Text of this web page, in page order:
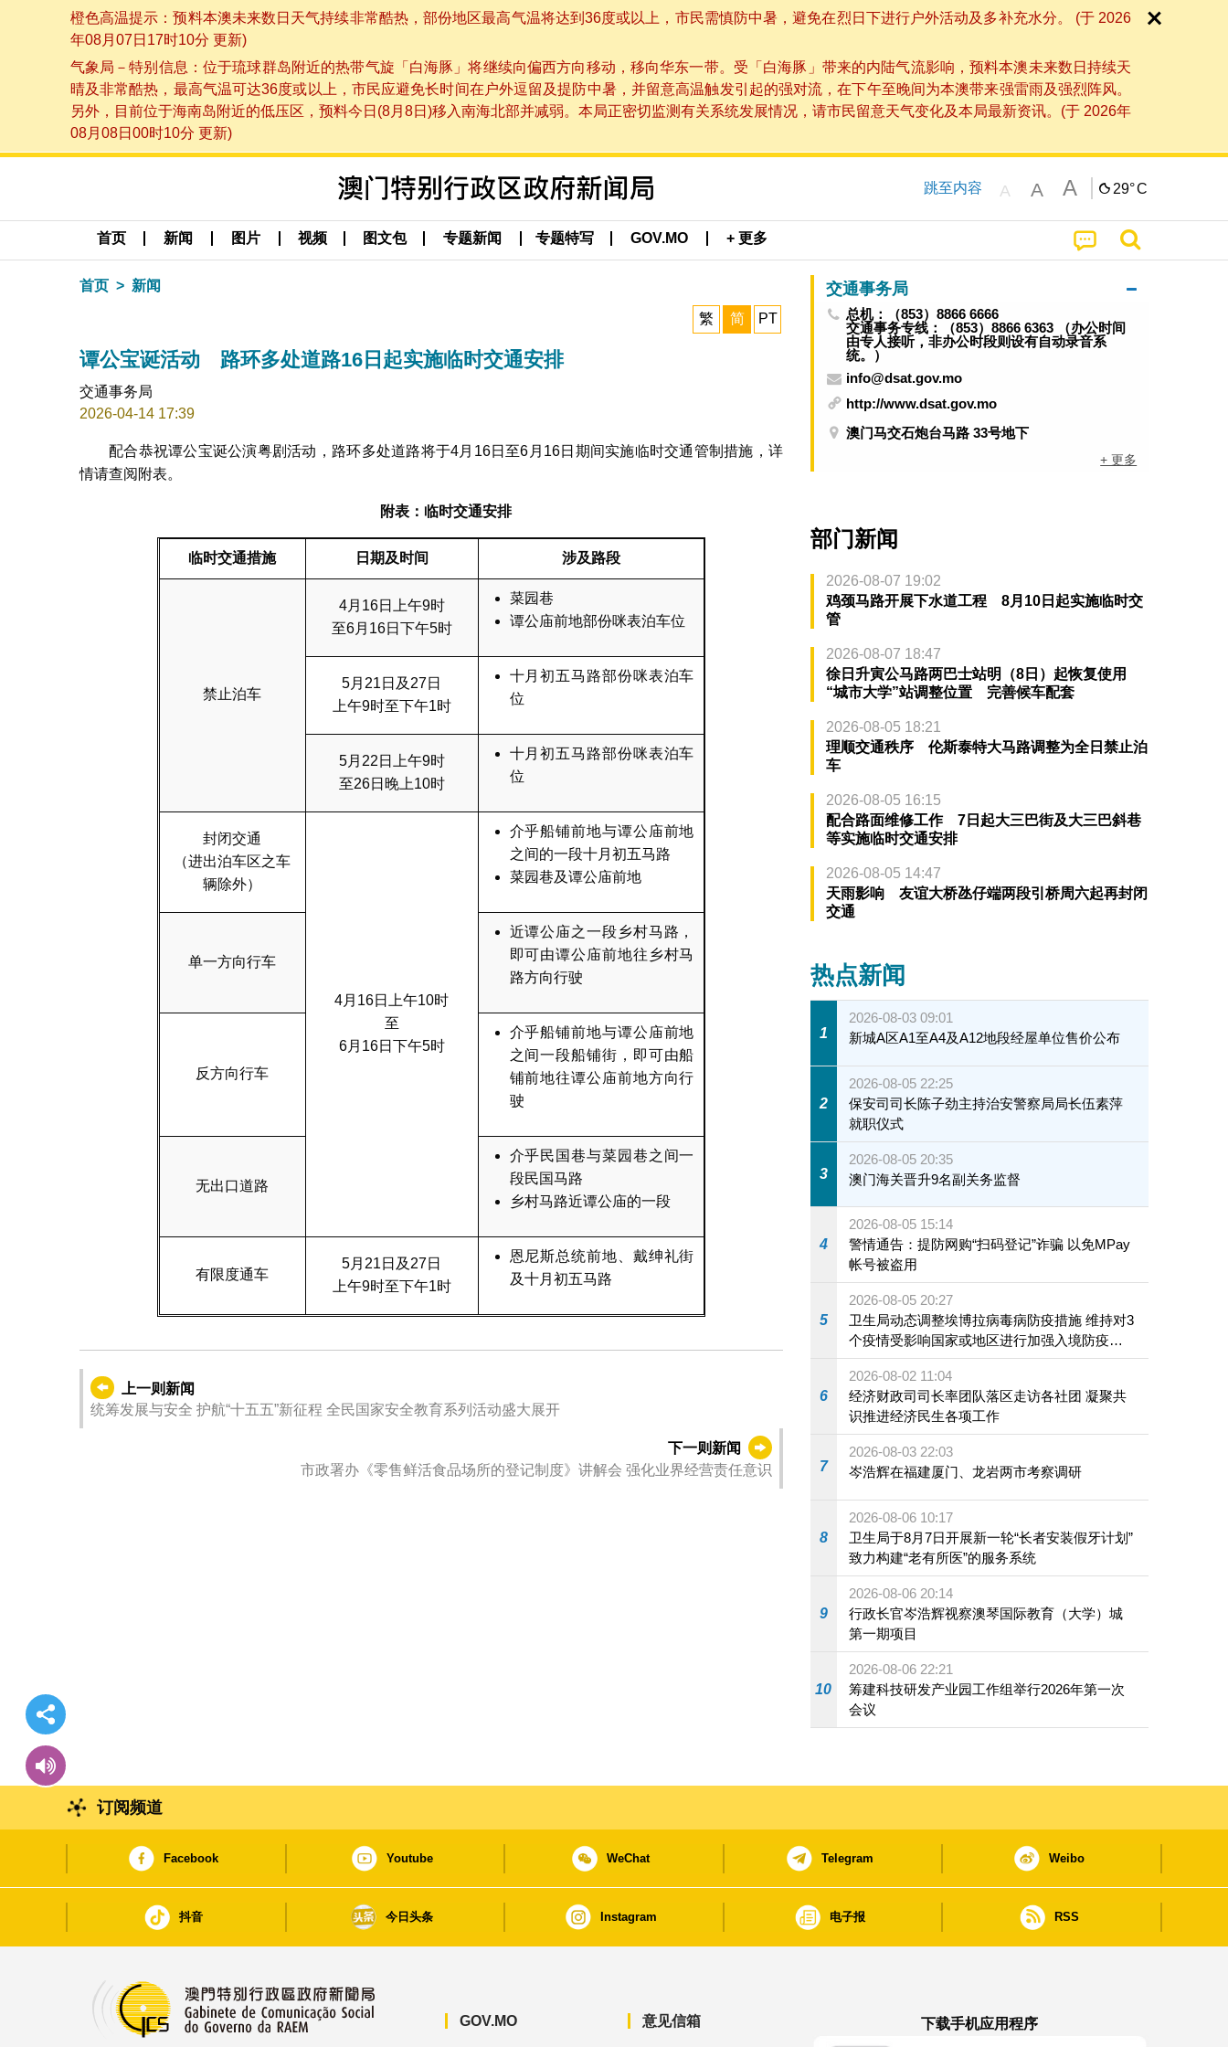
橙色高温提示：预料本澳未来数日天气持续非常酷热，部份地区最高气温将达到36度或以上，市民需慎防中暑，避免在烈日下进行户外活动及多补充水分。 (于 2026
年08月07日17时10分 更新)
气象局－特别信息：位于琉球群岛附近的热带气旋「白海豚」将继续向偏西方向移动，移向华东一带。受「白海豚」带来的内陆气流影响，预料本澳未来数日持续天
晴及非常酷热，最高气温可达36度或以上，市民应避免长时间在户外逗留及提防中暑，并留意高温触发引起的强对流，在下午至晚间为本澳带来强雷雨及强烈阵风。
另外，目前位于海南岛附近的低压区，预料今日(8月8日)移入南海北部并减弱。本局正密切监测有关系统发展情况，请市民留意天气变化及本局最新资讯。(于 2026年
08月08日00时10分 更新)
跳至内容 A A A 29°C
首页 新闻 图片 视频 图文包 专题新闻 专题特写 GOV.MO + 更多
首页 新闻
繁 简 PT
谭公宝诞活动 路环多处道路16日起实施临时交通安排
交通事务局
2026-04-14 17:39
配合恭祝谭公宝诞公演粤剧活动，路环多处道路将于4月16日至6月16日期间实施临时交通管制措施，详
情请查阅附表。
附表 ： 临时交通安排
临时交通措施 日期及时间 涉及路段
禁止泊车
4月16日上午9时
至6月16日下午5时
菜园巷
谭公庙前地部份咪表泊车位
5月21日及27日
上午9时至下午1时
十月初五马路部份咪表泊车
位
5月22日上午9时
至26日晚上10时
十月初五马路部份咪表泊车
位
封闭交通
（进出泊车区之车
辆除外）
4月16日上午10时
至
6月16日下午5时
介乎船铺前地与谭公庙前地
之间的一段十月初五马路
菜园巷及谭公庙前地
单一方向行车
近谭公庙之一段乡村马路，
即可由谭公庙前地往乡村马
路方向行驶
反方向行车
介乎船铺前地与谭公庙前地
之间一段船铺街，即可由船
铺前地往谭公庙前地方向行
驶
无出口道路
介乎民国巷与菜园巷之间一
段民国马路
乡村马路近谭公庙的一段
有限度通车
5月21日及27日
上午9时至下午1时
恩尼斯总统前地、戴绅礼街
及十月初五马路
上一则新闻
统筹发展与安全 护航“十五五”新征程 全民国家安全教育系列活动盛大展开
下一则新闻
市政署办《零售鲜活食品场所的登记制度》讲解会 强化业界经营责任意识
交通事务局
总机：（853）8866 6666
交通事务专线：（853）8866 6363 （办公时间
由专人接听，非办公时段则设有自动录音系
统。）
info@dsat.gov.mo
http://www.dsat.gov.mo
澳门马交石炮台马路 33号地下
+ 更多
部门新闻
2026-08-07 19:02
鸡颈马路开展下水道工程 8月10日起实施临时交
管
2026-08-07 18:47
徐日升寅公马路两巴士站明（8日）起恢复使用
“城市大学”站调整位置 完善候车配套
2026-08-05 18:21
理顺交通秩序 伦斯泰特大马路调整为全日禁止泊
车
2026-08-05 16:15
配合路面维修工作 7日起大三巴街及大三巴斜巷
等实施临时交通安排
2026-08-05 14:47
天雨影响 友谊大桥氹仔端两段引桥周六起再封闭
交通
热点新闻
1
2026-08-03 09:01
新城A区A1至A4及A12地段经屋单位售价公布
2
2026-08-05 22:25
保安司司长陈子劲主持治安警察局局长伍素萍
就职仪式
3
2026-08-05 20:35
澳门海关晋升9名副关务监督
4
2026-08-05 15:14
警情通告：提防网购“扫码登记”诈骗 以免MPay
帐号被盗用
5
2026-08-05 20:27
卫生局动态调整埃博拉病毒病防疫措施 维持对3
个疫情受影响国家或地区进行加强入境防疫措
施
6
2026-08-02 11:04
经济财政司司长率团队落区走访各社团 凝聚共
识推进经济民生各项工作
7
2026-08-03 22:03
岑浩辉在福建厦门、龙岩两市考察调研
8
2026-08-06 10:17
卫生局于8月7日开展新一轮“长者安装假牙计划”
致力构建“老有所医”的服务系统
9
2026-08-06 20:14
行政长官岑浩辉视察澳琴国际教育（大学）城
第一期项目
10
2026-08-06 22:21
筹建科技研发产业园工作组举行2026年第一次
会议
订阅频道
Facebook Youtube WeChat Telegram Weibo
抖音 今日头条 Instagram 电子报 RSS
GOV.MO 意见信箱
下载手机应用程序